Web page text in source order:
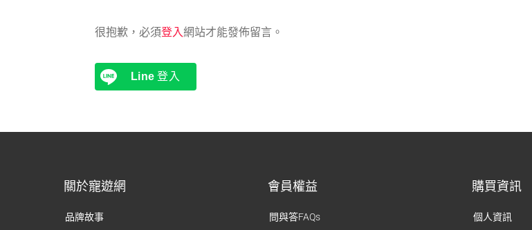
很抱歉，必須登入網站才能發佈留言。
Line 登入
關於寵遊網
品牌故事
會員權益
問與答FAQs
購買資訊
個人資訊